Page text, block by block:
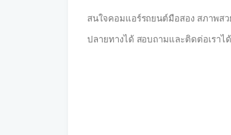
สนใจคอมแอร์รถยนต์มือสอง สภาพสว
ปลายทางได้ สอบถามและติดต่อเราไ